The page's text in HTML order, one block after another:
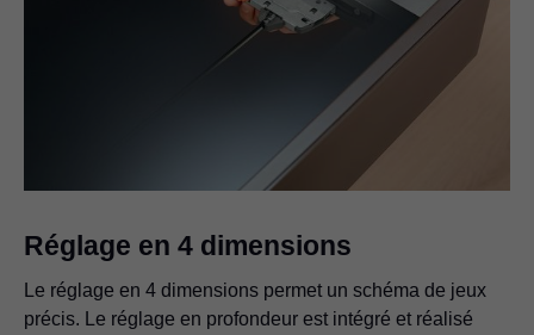
Réglage en 4 dimensions
Le réglage en 4 dimensions permet un schéma de jeux
précis. Le réglage en profondeur est intégré et réalisé